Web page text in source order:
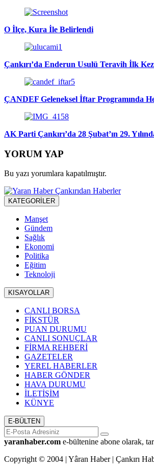
O İlçe, Kura İle Belirlendi
Çankırı’da Enderun Usulü Teravih İlk Kez
ÇANDEF Geleneksel İftar Programında
AK Parti Çankırı’da 28 Şubat’ın 29.
YORUM YAP
Bu yazı yorumlara kapatılmıştır.
KATEGORİLER
Manşet
Gündem
Sağlık
Ekonomi
Politika
Eğitim
Teknoloji
KISAYOLLAR
CANLI BORSA
FİKSTÜR
PUAN DURUMU
CANLI SONUÇLAR
FİRMA REHBERİ
GAZETELER
YEREL HABERLER
HABER GÖNDER
HAVA DURUMU
İLETİŞİM
KÜNYE
E-BÜLTEN
yaranhaber.com e-bültenine abone olarak,
Copyright © 2004 | Yâran Haber | Çankırı